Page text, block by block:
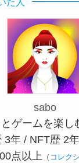
た人
sabo
ゲームを楽し
3年 / NFT歴 2年
点以上 （ コレク